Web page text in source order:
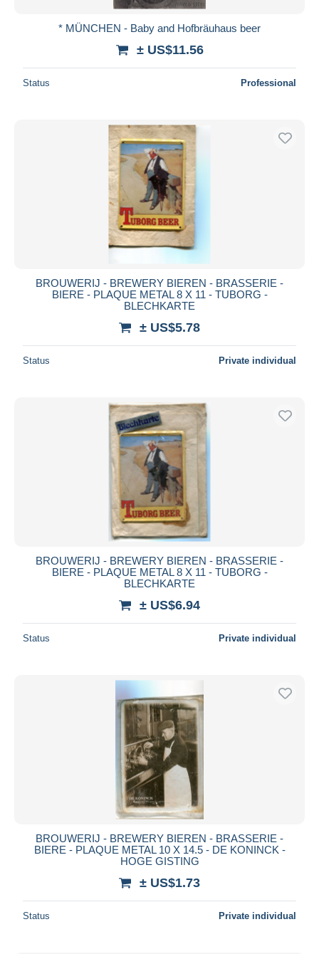
* MÜNCHEN - Baby and Hofbräuhaus beer
± US$11.56
Status Professional
BROUWERIJ - BREWERY BIEREN - BRASSERIE -
BIERE - PLAQUE METAL 8 X 11 - TUBORG -
BLECHKARTE
± US$5.78
Status Private individual
BROUWERIJ - BREWERY BIEREN - BRASSERIE -
BIERE - PLAQUE METAL 8 X 11 - TUBORG -
BLECHKARTE
± US$6.94
Status Private individual
BROUWERIJ - BREWERY BIEREN - BRASSERIE -
BIERE - PLAQUE METAL 10 X 14.5 - DE KONINCK -
HOGE GISTING
± US$1.73
Status Private individual